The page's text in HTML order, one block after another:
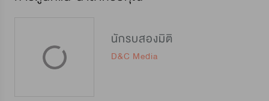
นักรบสองมิติ
D&C Media